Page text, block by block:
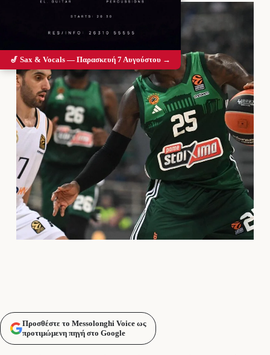
Προσθέστε το Messolonghi Voice ως
προτιμώμενη πηγή στο Google
🎷 Sax & Vocals — Παρασκευή 7 Αυγούστου →